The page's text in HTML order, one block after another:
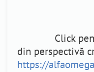
Click
din perspectivă
https://